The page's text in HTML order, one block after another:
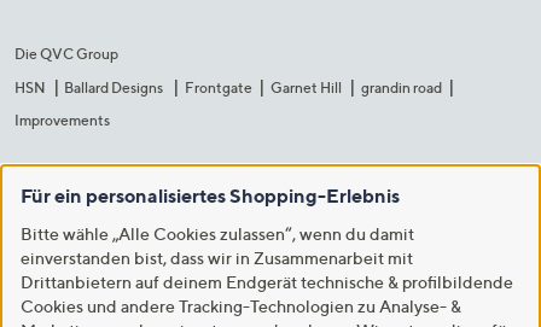
Die QVC Group
HSN
Ballard Designs Frontgate Garnet Hill
grandin road
Improvements
Für ein personalisiertes Shopping-Erlebnis
Bitte wähle „Alle Cookies zulassen“, wenn du damit
einverstanden bist, dass wir in Zusammenarbeit mit
Drittanbietern auf deinem Endgerät technische & profilbildende
Cookies und andere Tracking-Technologien zu Analyse- &